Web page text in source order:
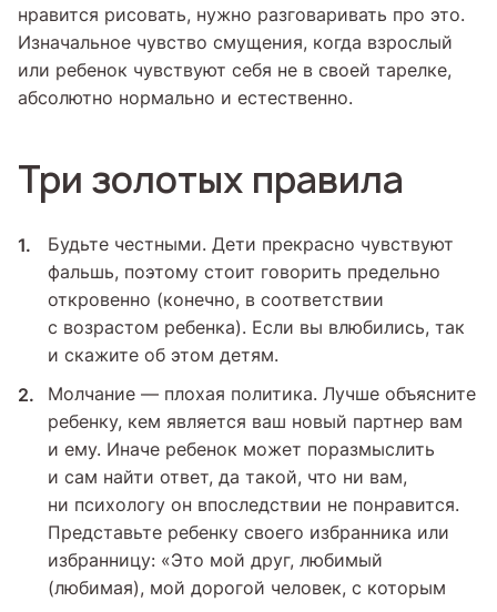
нравится рисовать, нужно разговаривать про это.
Изначальное чувство смущения, когда взрослый
или ребенок чувствуют себя не в своей тарелке,
абсолютно нормально и естественно.
Три золотых правила
Будьте честными. Дети прекрасно чувствуют
фальшь, поэтому стоит говорить предельно
откровенно (конечно, в соответствии
с возрастом ребенка). Если вы влюбились, так
и скажите об этом детям.
Молчание — плохая политика. Лучше объясните
ребенку, кем является ваш новый партнер вам
и ему. Иначе ребенок может поразмыслить
и сам найти ответ, да такой, что ни вам,
ни психологу он впоследствии не понравится.
Представьте ребенку своего избранника или
избранницу: «Это мой друг, любимый
(любимая), мой дорогой человек, с которым